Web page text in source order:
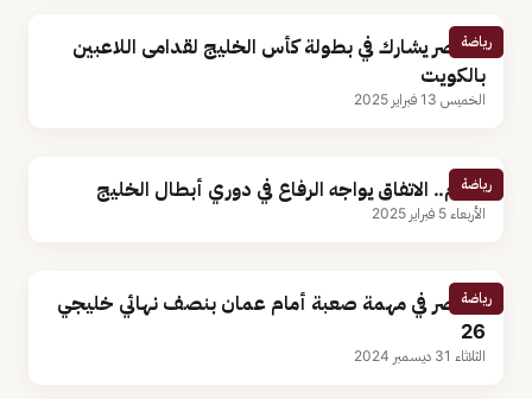
رياضة
الأخضر يشارك في بطولة كأس الخليج لقدامى اللاعبين
بالكويت
الخميس 13 فبراير 2025
رياضة
اليوم.. الاتفاق يواجه الرفاع في دوري أبطال الخليج
الأربعاء 5 فبراير 2025
رياضة
الأخضر في مهمة صعبة أمام عمان بنصف نهائي خليجي
26
الثلاثاء 31 ديسمبر 2024